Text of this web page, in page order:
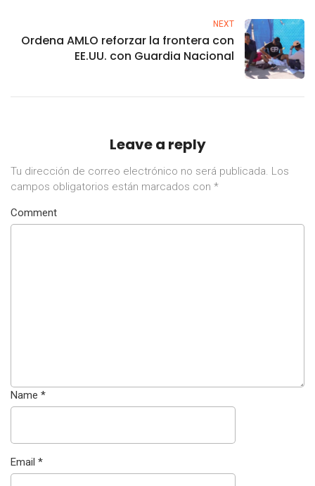
NEXT
Ordena AMLO reforzar la frontera con
EE.UU. con Guardia Nacional
Leave a reply
Tu dirección de correo electrónico no será publicada. Los
campos obligatorios están marcados con *
Comment
Name *
Email *